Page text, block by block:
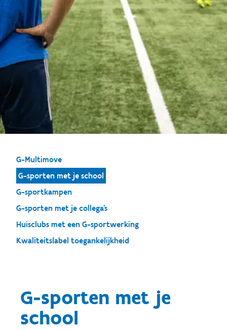
G-Multimove
G-sporten met je school
G-sportkampen
G-sporten met je collega's
Huisclubs met een G-sportwerking
Kwaliteitslabel toegankelijkheid
G-sporten met je
school